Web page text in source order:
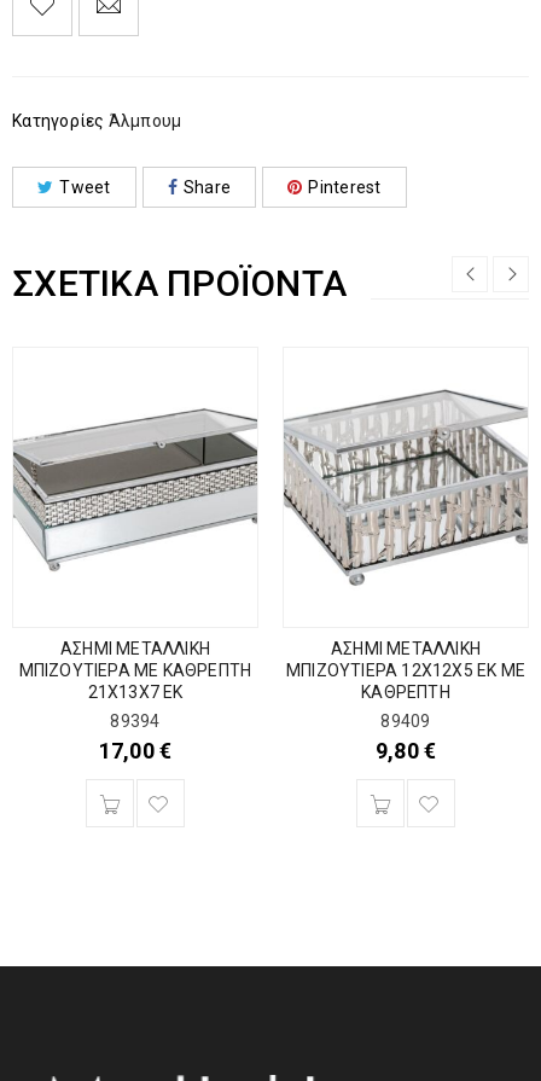
Κατηγορίες Άλμπουμ
Tweet Share Pinterest
ΣΧΕΤΙΚΆ ΠΡΟΪΌΝΤΑ
ΑΣΗΜΙ ΜΕΤΑΛΛΙΚΗ
ΜΠΙΖΟΥΤΙΕΡΑ ΜΕ ΚΑΘΡΕΠΤΗ
21Χ13Χ7 ΕΚ
89394
17,00€
ΑΣΗΜΙ ΜΕΤΑΛΛΙΚΗ
ΜΠΙΖΟΥΤΙΕΡΑ 12Χ12Χ5 ΕΚ ΜΕ
ΚΑΘΡΕΠΤΗ
89409
9,80€